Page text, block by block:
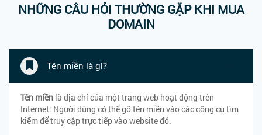
NHỮNG CÂU HỎI THƯỜNG GẶP KHI MUA
DOMAIN
Tên miền là gì?
Tên miền là địa chỉ của một trang web hoạt động trên
Internet. Người dùng có thể gõ tên miền vào các công cụ tìm
kiếm để truy cập trực tiếp vào website đó.